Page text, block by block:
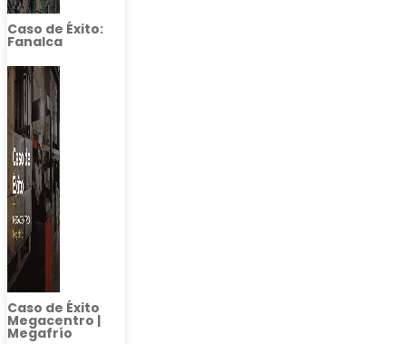
Caso de Éxito:
Fanalca
Caso de Éxito
Megacentro |
Megafrío